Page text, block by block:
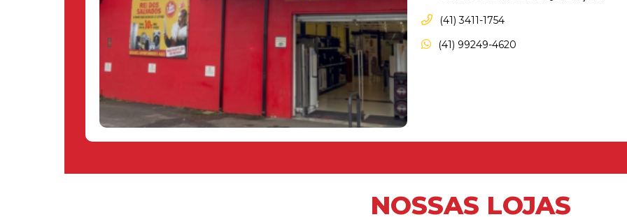
(41) 3411-1754
(41) 99249-4620
NOSSAS LOJAS